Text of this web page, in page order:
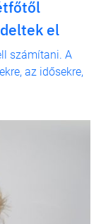
el
számítani. A
az idősekre,